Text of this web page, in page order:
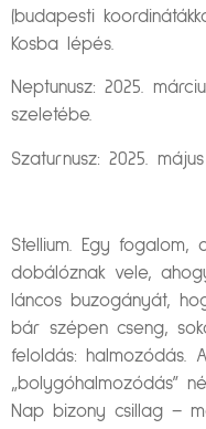
(budapesti
Kosba lépés.
Neptunusz: 2025.
szeletébe.
Szaturnusz: 2025.
Stellium. Egy fogalom,
dobálóznak vele,
láncos buzogányát,
bár szépen cseng,
feloldás: halmozódás.
„bolygóhalmozódás”
Nap bizony csillag –